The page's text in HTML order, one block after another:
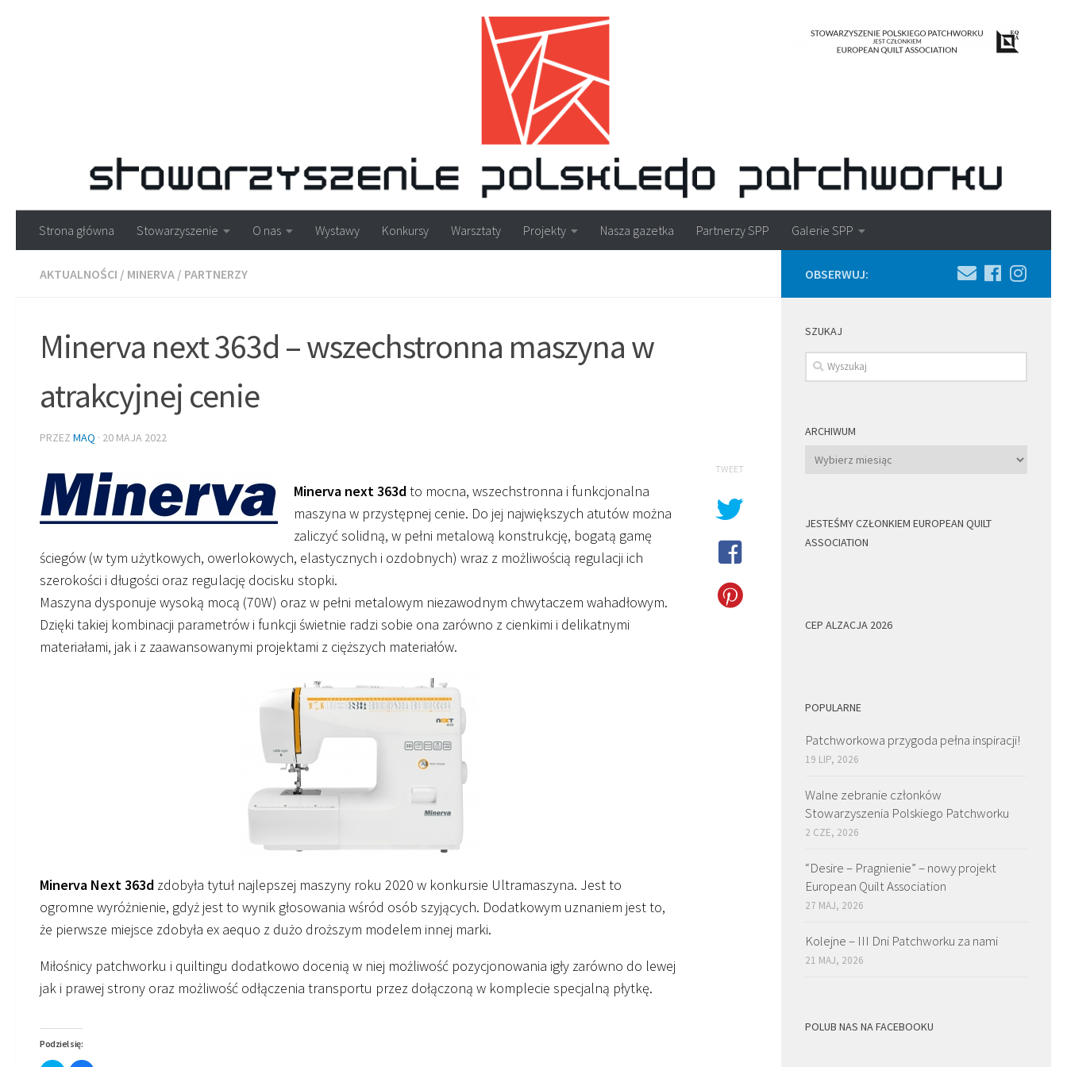
Strona główna Stowarzyszenie O nas Wystawy Konkursy Warsztaty Projekty Nasza gazetka Partnerzy SPP Galerie SPP
AKTUALNOŚCI / MINERVA / PARTNERZY
Minerva next 363d – wszechstronna maszyna w
atrakcyjnej cenie
PRZEZ MAQ · 20 MAJA 2022
Minerva next 363dto mocna, wszechstronna i funkcjonalna
maszyna w przystępnej cenie. Do jej największych atutów można
zaliczyć solidną, w pełni metalową konstrukcję, bogatą gamę
ściegów (w tym użytkowych, owerlokowych, elastycznych i ozdobnych) wraz z możliwością regulacji ich
szerokości i długości oraz regulację docisku stopki.
Maszyna dysponuje wysoką mocą (70W) oraz w pełni metalowym niezawodnym chwytaczem wahadłowym.
Dzięki takiej kombinacji parametrów i funkcji świetnie radzi sobie ona zarówno z cienkimi i delikatnymi
materiałami, jak i z zaawansowanymi projektami z cięższych materiałów.
Minerva Next 363d zdobyła tytuł najlepszej maszyny roku 2020 w konkursie Ultramaszyna. Jest to
ogromne wyróżnienie, gdyż jest to wynik głosowania wśród osób szyjących. Dodatkowym uznaniem jest to,
że pierwsze miejsce zdobyła ex aequo z dużo droższym modelem innej marki.
Miłośnicy patchworku i quiltingu dodatkowo docenią w niej możliwość pozycjonowania igły zarówno do lewej
jak i prawej strony oraz możliwość odłączenia transportu przez dołączoną w komplecie specjalną płytkę.
Podziel się:
TWEET
OBSERWUJ:
SZUKAJ
ARCHIWUM
Archiwum
JESTEŚMY CZŁONKIEM EUROPEAN QUILT
ASSOCIATION
CEP ALZACJA 2026
POPULARNE
Patchworkowa przygoda pełna inspiracji!
19 LIP, 2026
Walne zebranie członków
Stowarzyszenia Polskiego Patchworku
2 CZE, 2026
“Desire – Pragnienie” – nowy projekt
European Quilt Association
27 MAJ, 2026
Kolejne – III Dni Patchworku za nami
21 MAJ, 2026
POLUB NAS NA FACEBOOKU